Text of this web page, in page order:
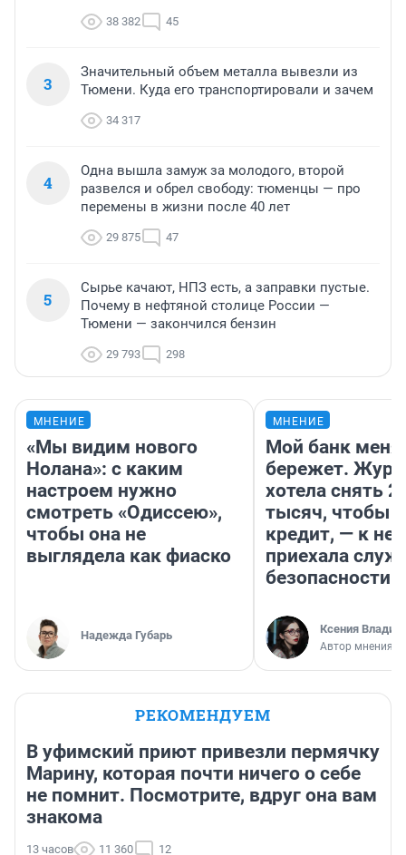
38 382 45
3
Значительный объем металла вывезли из
Тюмени. Куда его транспортировали и зачем
34 317
4
Одна вышла замуж за молодого, второй
развелся и обрел свободу: тюменцы — про
перемены в жизни после 40 лет
29 875 47
5
Сырье качают, НПЗ есть, а заправки пустые.
Почему в нефтяной столице России —
Тюмени — закончился бензин
29 793 298
МНЕНИЕ
«Мы видим нового
Нолана»: с каким
настроем нужно
смотреть «Одиссею»,
чтобы она не
выглядела как фиаско
Надежда Губарь
МНЕНИЕ
Мой банк меня
бережет.
хотела снять
тысяч, чтобы
кредит, — к
приехала
безопасности
Ксения
Автор мнения
РЕКОМЕНДУЕМ
В уфимский приют привезли пермячку
Марину, которая почти ничего о себе
не помнит. Посмотрите, вдруг она вам
знакома
13 часов 11 360 12